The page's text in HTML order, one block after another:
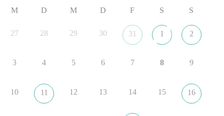
aus der NATO. Ein Gipfel, der mehr nach Rüstungsdeal als
nach Friedenspolitik klingt, wird niemals Sicherheit schaffen,
#NATO
M D M D F S S
27 28 29 30 31 1 2
3 4 5 6 7 8 9
10 11 12 13 14 15 16